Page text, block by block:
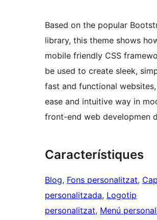
Based on the popular
library, this theme shows
mobile friendly CSS
be used to create sleek,
fast and functional
ease and intuitive way in
front-end web developmen
Característiques
Blog, Fons personalitzat,
personalitzada, Logotip
personalitzat, Menú